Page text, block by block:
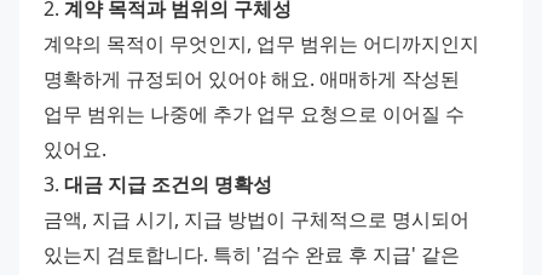
2. 계약 목적과 범위의 구체성
계약의 목적이 무엇인지, 업무 범위는 어디까지인지
명확하게 규정되어 있어야 해요. 애매하게 작성된
업무 범위는 나중에 추가 업무 요청으로 이어질 수
있어요.
3. 대금 지급 조건의 명확성
금액, 지급 시기, 지급 방법이 구체적으로 명시되어
있는지 검토합니다. 특히 '검수 완료 후 지급' 같은